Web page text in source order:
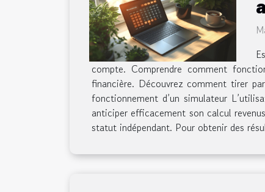
compte. Comprendre comment
financière. Découvrez comment tirer
fonctionnement d’un simulateur
anticiper efficacement son calcul
statut indépendant. Pour obtenir des